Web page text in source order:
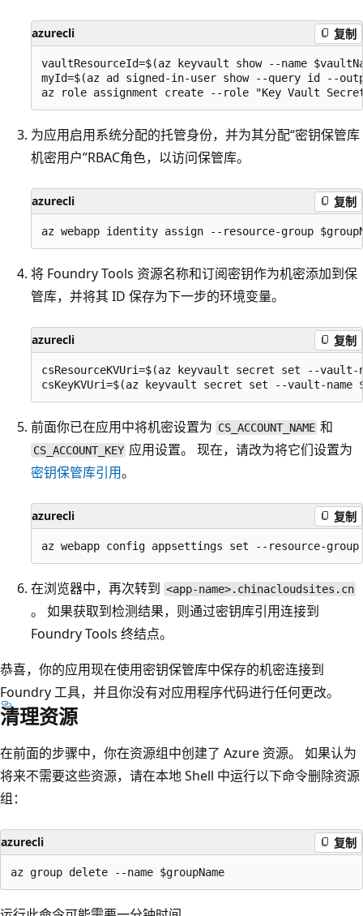
azurecli 复制
vaultResourceId=$(az keyvault show --name
myId=$(az ad signed-in-user show --query id --
为应用启用系统分配的托管身份，并为其分配“密钥保管库
机密用户”RBAC角色，以访问保管库。
azurecli 复制
将 Foundry Tools 资源名称和订阅密钥作为机密添加到保
管库，并将其 ID 保存为下一步的环境变量。
azurecli 复制
csResourceKVUri=$(az keyvault secret set --vault-
前面你已在应用中将机密设置为 CS_ACCOUNT_NAME 和
CS_ACCOUNT_KEY 应用设置。 现在，请改为将它们设置为
密钥保管库引用。
azurecli 复制
在浏览器中，再次转到 <app-name>.chinacloudsites.cn
。 如果获取到检测结果，则通过密钥库引用连接到
Foundry Tools 终结点。
恭喜，你的应用现在使用密钥保管库中保存的机密连接到
Foundry 工具，并且你没有对应用程序代码进行任何更改。
清理资源
在前面的步骤中，你在资源组中创建了 Azure 资源。 如果认为
将来不需要这些资源，请在本地 Shell 中运行以下命令删除资源
组：
azurecli 复制